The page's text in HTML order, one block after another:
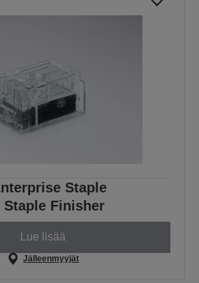
Staple
Finisher
Lue lisää
Jälleenmyyjät